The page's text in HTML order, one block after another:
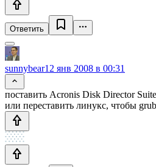
Ответить
sunnybear12 янв 2008 в 00:31
поставить Acronis Disk Director
или переставить линукс, чтобы